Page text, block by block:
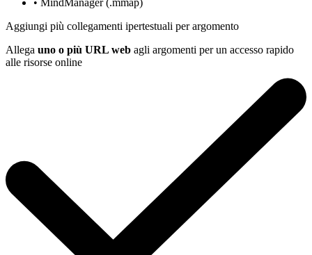
• MindManager (.mmap)
Aggiungi più collegamenti ipertestuali per argomento
Allega uno o più URL web agli argomenti per un accesso rapido
alle risorse online